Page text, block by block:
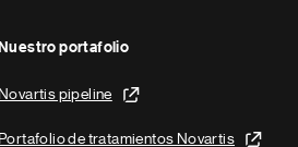
Nuestro portafolio
Novartis pipeline
Portafolio de tratamientos Novartis